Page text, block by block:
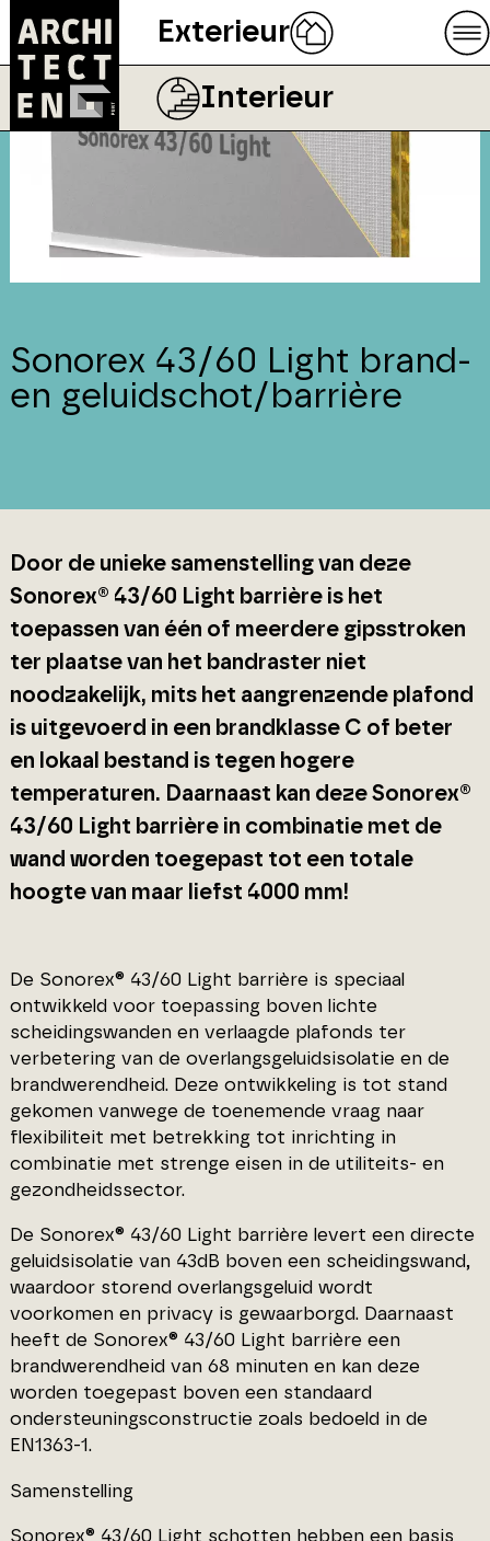
Exterieur
Interieur
Sonorex 43/60 Light brand-
en geluidschot/barrière
Door de unieke samenstelling van deze
Sonorex® 43/60 Light barrière is het
toepassen van één of meerdere gipsstroken
ter plaatse van het bandraster niet
noodzakelijk, mits het aangrenzende plafond
is uitgevoerd in een brandklasse C of beter
en lokaal bestand is tegen hogere
temperaturen. Daarnaast kan deze Sonorex®
43/60 Light barrière in combinatie met de
wand worden toegepast tot een totale
hoogte van maar liefst 4000 mm!
De Sonorex® 43/60 Light barrière is speciaal
ontwikkeld voor toepassing boven lichte
scheidingswanden en verlaagde plafonds ter
verbetering van de overlangsgeluidsisolatie en de
brandwerendheid. Deze ontwikkeling is tot stand
gekomen vanwege de toenemende vraag naar
flexibiliteit met betrekking tot inrichting in
combinatie met strenge eisen in de utiliteits- en
gezondheidssector.
De Sonorex® 43/60 Light barrière levert een directe
geluidsisolatie van 43dB boven een scheidingswand,
waardoor storend overlangsgeluid wordt
voorkomen en privacy is gewaarborgd. Daarnaast
heeft de Sonorex® 43/60 Light barrière een
brandwerendheid van 68 minuten en kan deze
worden toegepast boven een standaard
ondersteuningsconstructie zoals bedoeld in de
EN1363-1.
Samenstelling
Sonorex® 43/60 Light schotten hebben een basis